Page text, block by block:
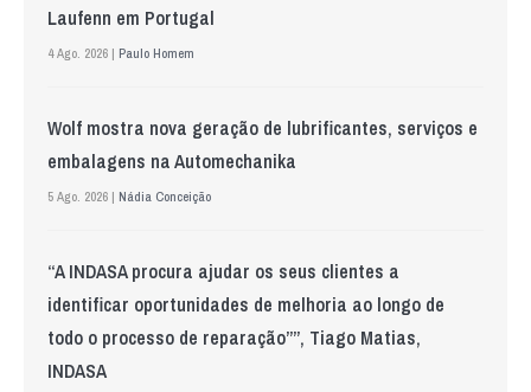
Laufenn em Portugal
4 Ago. 2026 | Paulo Homem
Wolf mostra nova geração de lubrificantes, serviços e
embalagens na Automechanika
5 Ago. 2026 | Nádia Conceição
“A INDASA procura ajudar os seus clientes a
identificar oportunidades de melhoria ao longo de
todo o processo de reparação””, Tiago Matias,
INDASA